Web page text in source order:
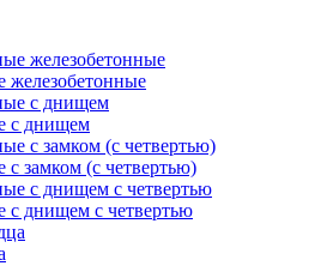
железобетонные
с днищем
с замком (с четвертью)
с днищем с четвертью